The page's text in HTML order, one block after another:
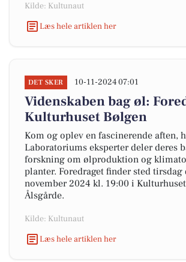
Kilde: Kultunaut
Læs hele artiklen her
DET SKER 10-11-2024 07:01
Videnskaben bag øl:
Kulturhuset Bølgen
Kom og oplev en fascinerende aften,
Laboratoriums eksperter deler deres
forskning om ølproduktion og
planter. Foredraget finder sted tirsdag
november 2024 kl. 19:00 i
Ålsgårde.
Kilde: Kultunaut
Læs hele artiklen her